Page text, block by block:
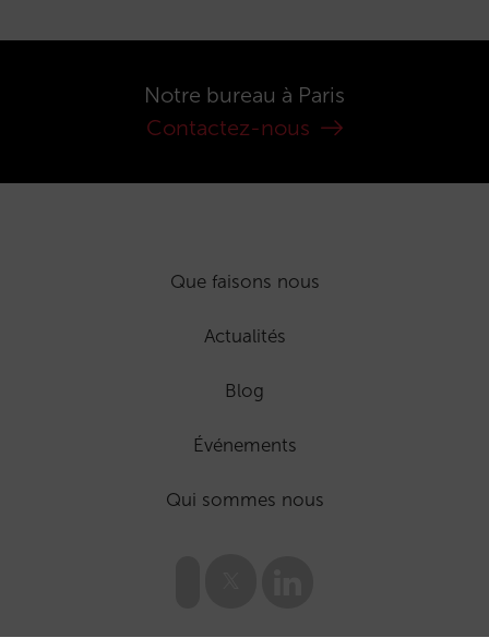
Notre bureau à Paris
Contactez-nous
Que faisons nous
Actualités
Blog
Événements
Qui sommes nous